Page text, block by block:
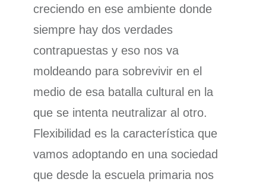
creciendo en ese ambiente donde
siempre hay dos verdades
contrapuestas y eso nos va
moldeando para sobrevivir en el
medio de esa batalla cultural en la
que se intenta neutralizar al otro.
Flexibilidad es la característica que
vamos adoptando en una sociedad
que desde la escuela primaria nos